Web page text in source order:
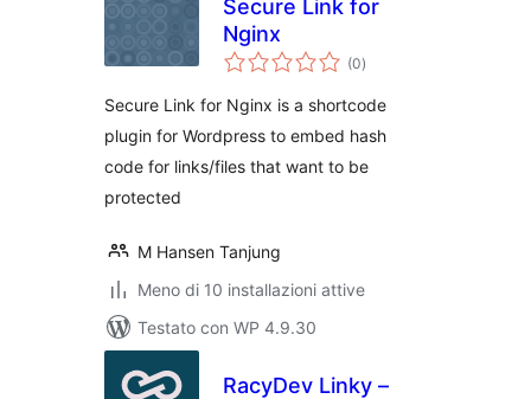
Secure Link for
Nginx
(0valutazioni
totali
)
Secure Link for Nginx is a shortcode
plugin for Wordpress to embed hash
code for links/files that want to be
protected
M Hansen Tanjung
Meno di 10 installazioni attive
Testato con WP 4.9.30
RacyDev Linky –